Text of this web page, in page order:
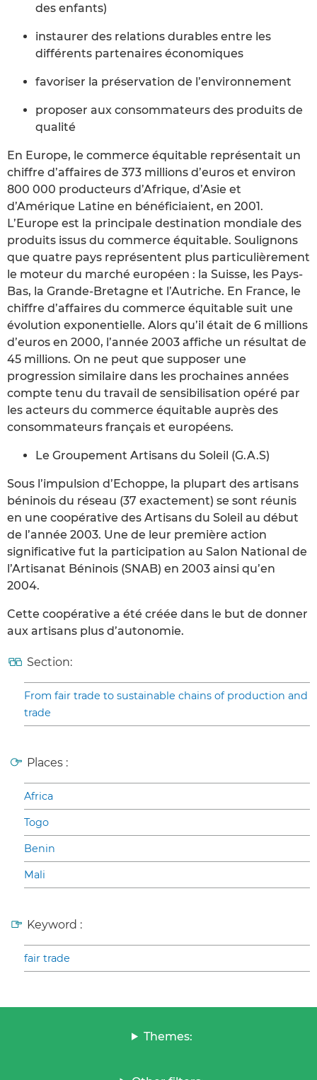
des enfants)
instaurer des relations durables entre les
différents partenaires économiques
favoriser la préservation de l’environnement
proposer aux consommateurs des produits de
qualité
En Europe, le commerce équitable représentait un
chiffre d’affaires de 373 millions d’euros et environ
800 000 producteurs d’Afrique, d’Asie et
d’Amérique Latine en bénéficiaient, en 2001.
L’Europe est la principale destination mondiale des
produits issus du commerce équitable. Soulignons
que quatre pays représentent plus particulièrement
le moteur du marché européen : la Suisse, les Pays-
Bas, la Grande-Bretagne et l’Autriche. En France, le
chiffre d’affaires du commerce équitable suit une
évolution exponentielle. Alors qu’il était de 6 millions
d’euros en 2000, l’année 2003 affiche un résultat de
45 millions. On ne peut que supposer une
progression similaire dans les prochaines années
compte tenu du travail de sensibilisation opéré par
les acteurs du commerce équitable auprès des
consommateurs français et européens.
Le Groupement Artisans du Soleil (G.A.S)
Sous l’impulsion d’Echoppe, la plupart des artisans
béninois du réseau (37 exactement) se sont réunis
en une coopérative des Artisans du Soleil au début
de l’année 2003. Une de leur première action
significative fut la participation au Salon National de
l’Artisanat Béninois (SNAB) en 2003 ainsi qu’en
2004.
Cette coopérative a été créée dans le but de donner
aux artisans plus d’autonomie.
Section:
From fair trade to sustainable chains of production and
trade
Places :
Africa
Togo
Benin
Mali
Keyword :
fair trade
Themes: